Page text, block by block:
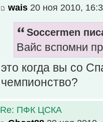
wais 20 ноя 2010,
Soccermen
Вайс вспомни
это когда вы со
чемпионство?
Re: ПФК ЦСКА